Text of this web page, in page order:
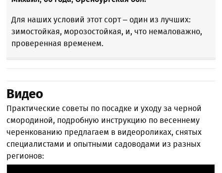
Для наших условий этот сорт – один из лучших:
зимостойкая, морозостойкая, и, что немаловажно,
проверенная временем.
Видео
Практические советы по посадке и уходу за черной
смородиной, подробную инструкцию по весеннему
черенкованию предлагаем в видеороликах, снятых
специалистами и опытными садоводами из разных
регионов: